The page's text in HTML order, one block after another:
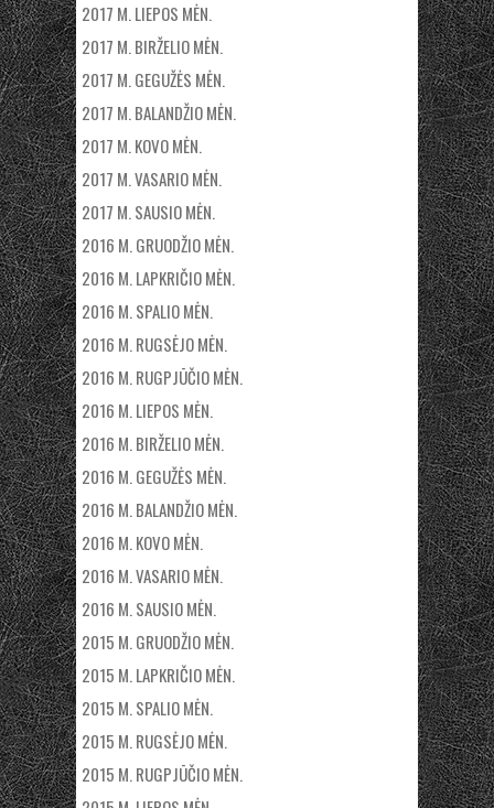
2017 M. LIEPOS MĖN.
2017 M. BIRŽELIO MĖN.
2017 M. GEGUŽĖS MĖN.
2017 M. BALANDŽIO MĖN.
2017 M. KOVO MĖN.
2017 M. VASARIO MĖN.
2017 M. SAUSIO MĖN.
2016 M. GRUODŽIO MĖN.
2016 M. LAPKRIČIO MĖN.
2016 M. SPALIO MĖN.
2016 M. RUGSĖJO MĖN.
2016 M. RUGPJŪČIO MĖN.
2016 M. LIEPOS MĖN.
2016 M. BIRŽELIO MĖN.
2016 M. GEGUŽĖS MĖN.
2016 M. BALANDŽIO MĖN.
2016 M. KOVO MĖN.
2016 M. VASARIO MĖN.
2016 M. SAUSIO MĖN.
2015 M. GRUODŽIO MĖN.
2015 M. LAPKRIČIO MĖN.
2015 M. SPALIO MĖN.
2015 M. RUGSĖJO MĖN.
2015 M. RUGPJŪČIO MĖN.